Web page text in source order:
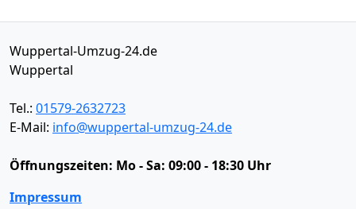
Wuppertal-Umzug-24.de
Wuppertal
Tel.: 01579-2632723
E-Mail: info@wuppertal-umzug-24.de
Öffnungszeiten: Mo - Sa: 09:00 - 18:30 Uhr
Impressum